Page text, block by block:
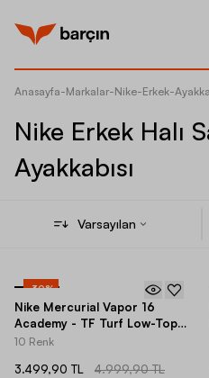
Anasayfa-Markalar-Nike-Erkek-
Nike Erkek Halı
Ayakkabısı
Varsayılan
-30%
Nike Mercurial Vapor 16
Academy - TF Turf Low-Top
Erkek Halı Saha Ayakkabı
10 Renk
3.499,90 TL 4.999,90 TL